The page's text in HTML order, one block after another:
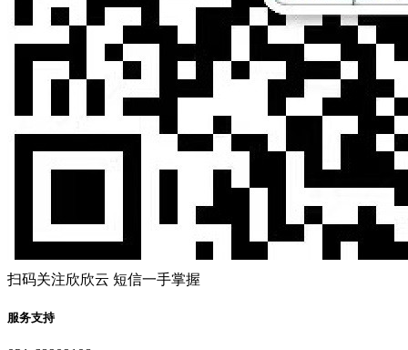
扫码关注欣欣云 短信一手掌握
服务支持